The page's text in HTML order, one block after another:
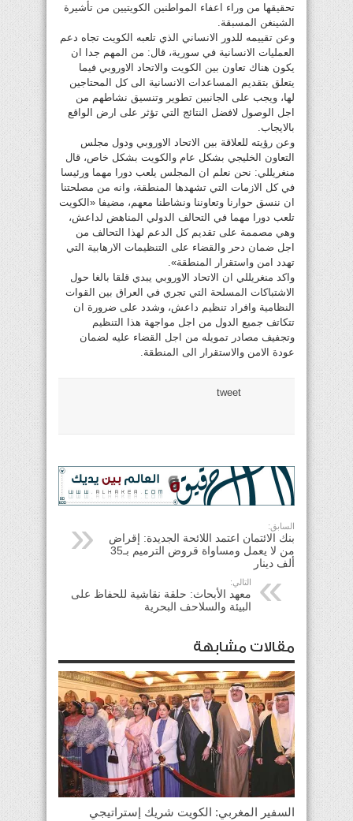
تحقيقها من وراء اعفاء المواطنين الكويتيين من تأشيرة
الشينغن المسبقة.
وعن تقييمه للدور الانساني الذي تلعبه الكويت تجاه دعم
العمليات الانسانية في سورية، قال: من المهم جدا ان
يكون هناك تعاون بين الكويت والاتحاد الاوروبي فيما
يتعلق بتقديم المساعدات الانسانية الى كل المحتاجين
لها، ويجب على الجانبين تطوير وتنسيق نشاطهم من
اجل الوصول لافضل النتائج التي تؤثر على ارض الواقع
بالايجاب.
وعن رؤيته للعلاقة بين الاتحاد الاوروبي ودول مجلس
التعاون الخليجي بشكل عام والكويت بشكل خاص، قال
منغريللي: نحن نعلم ان المجلس يلعب دورا مهما ورئيسا
في كل الازمات التي تشهدها المنطقة، وانه من مصلحتنا
ان ننسق حوارنا وتعاوننا ونشاطنا معهم، مضيفا «الكويت
تلعب دورا مهما في التحالف الدولي المناهض لداعش،
وهي مصممة على تقديم كل الدعم لهذا التحالف من
اجل ضمان دحر والقضاء على التنظيمات الارهابية التي
تهدد امن واستقرار المنطقة».
واكد منغريللي ان الاتحاد الاوروبي يبدي قلقا بالغا حول
الاشتباكات المسلحة التي تجري في العراق بين القوات
النظامية وافراد تنظيم داعش، وشدد على ضرورة ان
تتكاتف جميع الدول من اجل مواجهة هذا التنظيم
وتجفيف مصادر تمويله من اجل القضاء عليه لضمان
عودة الامن والاستقرار الى المنطقة.
tweet
السابق:
بنك الائتمان اعتمد اللائحة الجديدة: إقراض
من لا يعمل ومساواة قروض الترميم بـ35
ألف دينار
التالي:
معهد الأبحاث: حلقة نقاشية للحفاظ على
البيئة والسلاحف البحرية
مقالات مشابهة
السفير المغربي: الكويت شريك إستراتيجي